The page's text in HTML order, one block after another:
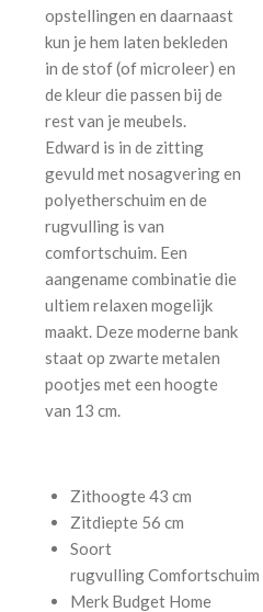
opstellingen en daarnaast
kun je hem laten bekleden
in de stof (of microleer) en
de kleur die passen bij de
rest van je meubels.
Edward is in de zitting
gevuld met nosagvering en
polyetherschuim en de
rugvulling is van
comfortschuim. Een
aangename combinatie die
ultiem relaxen mogelijk
maakt. Deze moderne bank
staat op zwarte metalen
pootjes met een hoogte
van 13 cm.
Zithoogte43 cm
Zitdiepte 56 cm
Soort
rugvullingComfortschuim
Merk Budget Home